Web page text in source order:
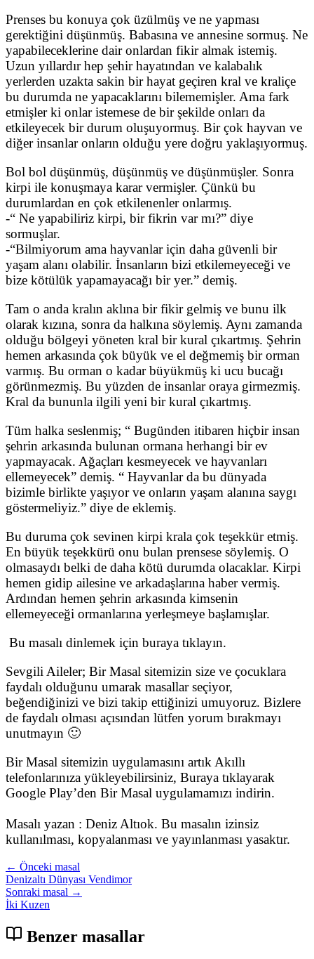
Prenses bu konuya çok üzülmüş ve ne yapması
gerektiğini düşünmüş. Babasına ve annesine sormuş. Ne
yapabileceklerine dair onlardan fikir almak istemiş.
Uzun yıllardır hep şehir hayatından ve kalabalık
yerlerden uzakta sakin bir hayat geçiren kral ve kraliçe
bu durumda ne yapacaklarını bilememişler. Ama fark
etmişler ki onlar istemese de bir şekilde onları da
etkileyecek bir durum oluşuyormuş. Bir çok hayvan ve
diğer insanlar onların olduğu yere doğru yaklaşıyormuş.
Bol bol düşünmüş, düşünmüş ve düşünmüşler. Sonra
kirpi ile konuşmaya karar vermişler. Çünkü bu
durumlardan en çok etkilenenler onlarmış.
-“ Ne yapabiliriz kirpi, bir fikrin var mı?” diye
sormuşlar.
-“Bilmiyorum ama hayvanlar için daha güvenli bir
yaşam alanı olabilir. İnsanların bizi etkilemeyeceği ve
bize kötülük yapamayacağı bir yer.” demiş.
Tam o anda kralın aklına bir fikir gelmiş ve bunu ilk
olarak kızına, sonra da halkına söylemiş. Aynı zamanda
olduğu bölgeyi yöneten kral bir kural çıkartmış. Şehrin
hemen arkasında çok büyük ve el değmemiş bir orman
varmış. Bu orman o kadar büyükmüş ki ucu bucağı
görünmezmiş. Bu yüzden de insanlar oraya girmezmiş.
Kral da bununla ilgili yeni bir kural çıkartmış.
Tüm halka seslenmiş; “ Bugünden itibaren hiçbir insan
şehrin arkasında bulunan ormana herhangi bir ev
yapmayacak. Ağaçları kesmeyecek ve hayvanları
ellemeyecek” demiş. “ Hayvanlar da bu dünyada
bizimle birlikte yaşıyor ve onların yaşam alanına saygı
göstermeliyiz.” diye de eklemiş.
Bu duruma çok sevinen kirpi krala çok teşekkür etmiş.
En büyük teşekkürü onu bulan prensese söylemiş. O
olmasaydı belki de daha kötü durumda olacaklar. Kirpi
hemen gidip ailesine ve arkadaşlarına haber vermiş.
Ardından hemen şehrin arkasında kimsenin
ellemeyeceği ormanlarına yerleşmeye başlamışlar.
Bu masalı dinlemek için buraya tıklayın.
Sevgili Aileler; Bir Masal sitemizin size ve çocuklara
faydalı olduğunu umarak masallar seçiyor,
beğendiğinizi ve bizi takip ettiğinizi umuyoruz. Bizlere
de faydalı olması açısından lütfen yorum bırakmayı
unutmayın 🙂
Bir Masal sitemizin uygulamasını artık Akıllı
telefonlarınıza yükleyebilirsiniz, Buraya tıklayarak
Google Play’den Bir Masal uygulamamızı indirin.
Masalı yazan : Deniz Altıok. Bu masalın izinsiz
kullanılması, kopyalanması ve yayınlanması yasaktır.
← Önceki masal
Denizaltı Dünyası Vendimor
Sonraki masal →
İki Kuzen
Benzer masallar